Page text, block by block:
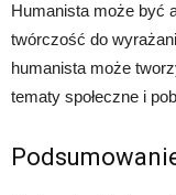
Humanista może być
twórczość do
humanista może
tematy społeczne i